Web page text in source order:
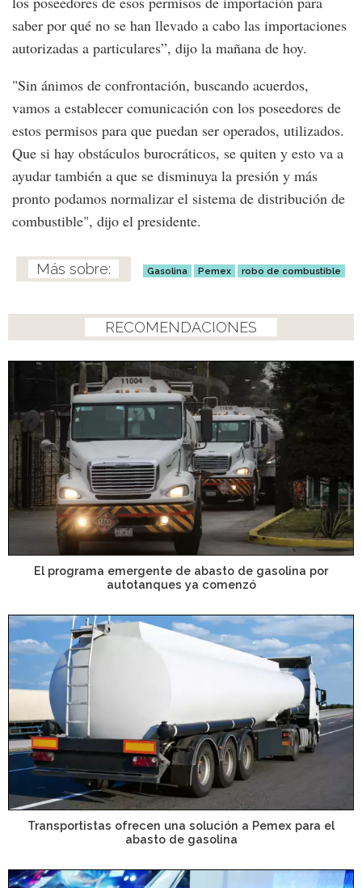
saber por qué no se han llevado a cabo las importaciones
autorizadas a particulares”, dijo la mañana de hoy.
"Sin ánimos de confrontación, buscando acuerdos,
vamos a establecer comunicación con los poseedores de
estos permisos para que puedan ser operados, utilizados.
Que si hay obstáculos burocráticos, se quiten y esto va a
ayudar también a que se disminuya la presión y más
pronto podamos normalizar el sistema de distribución de
combustible", dijo el presidente.
Gasolina Pemex robo de combustible
RECOMENDACIONES
El programa emergente de abasto de gasolina por
autotanques ya comenzó
Transportistas ofrecen una solución a Pemex para el
abasto de gasolina